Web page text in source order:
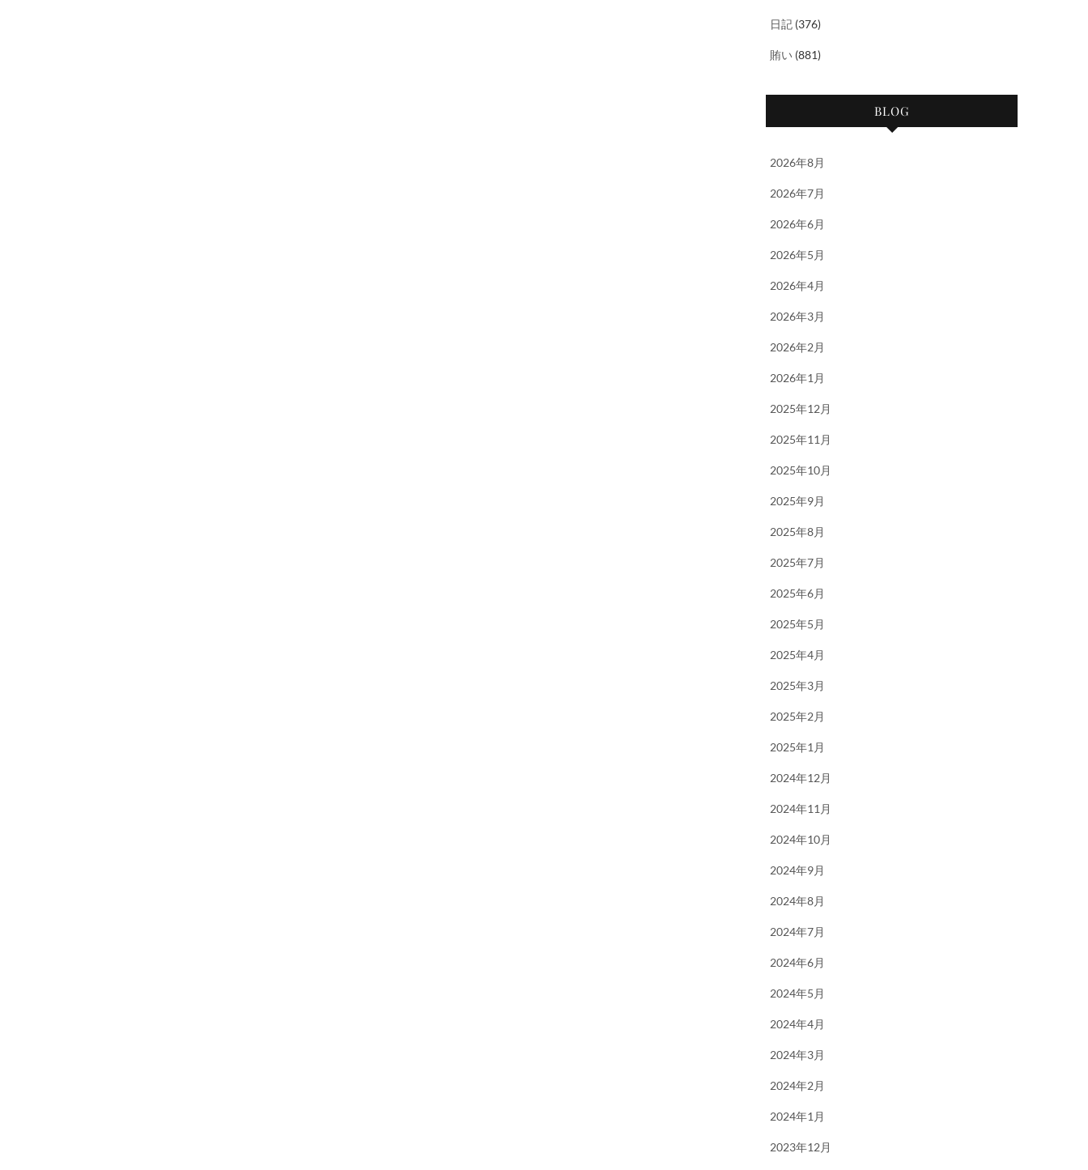
日記 (376)
賄い (881)
BLOG
2026年8月
2026年7月
2026年6月
2026年5月
2026年4月
2026年3月
2026年2月
2026年1月
2025年12月
2025年11月
2025年10月
2025年9月
2025年8月
2025年7月
2025年6月
2025年5月
2025年4月
2025年3月
2025年2月
2025年1月
2024年12月
2024年11月
2024年10月
2024年9月
2024年8月
2024年7月
2024年6月
2024年5月
2024年4月
2024年3月
2024年2月
2024年1月
2023年12月